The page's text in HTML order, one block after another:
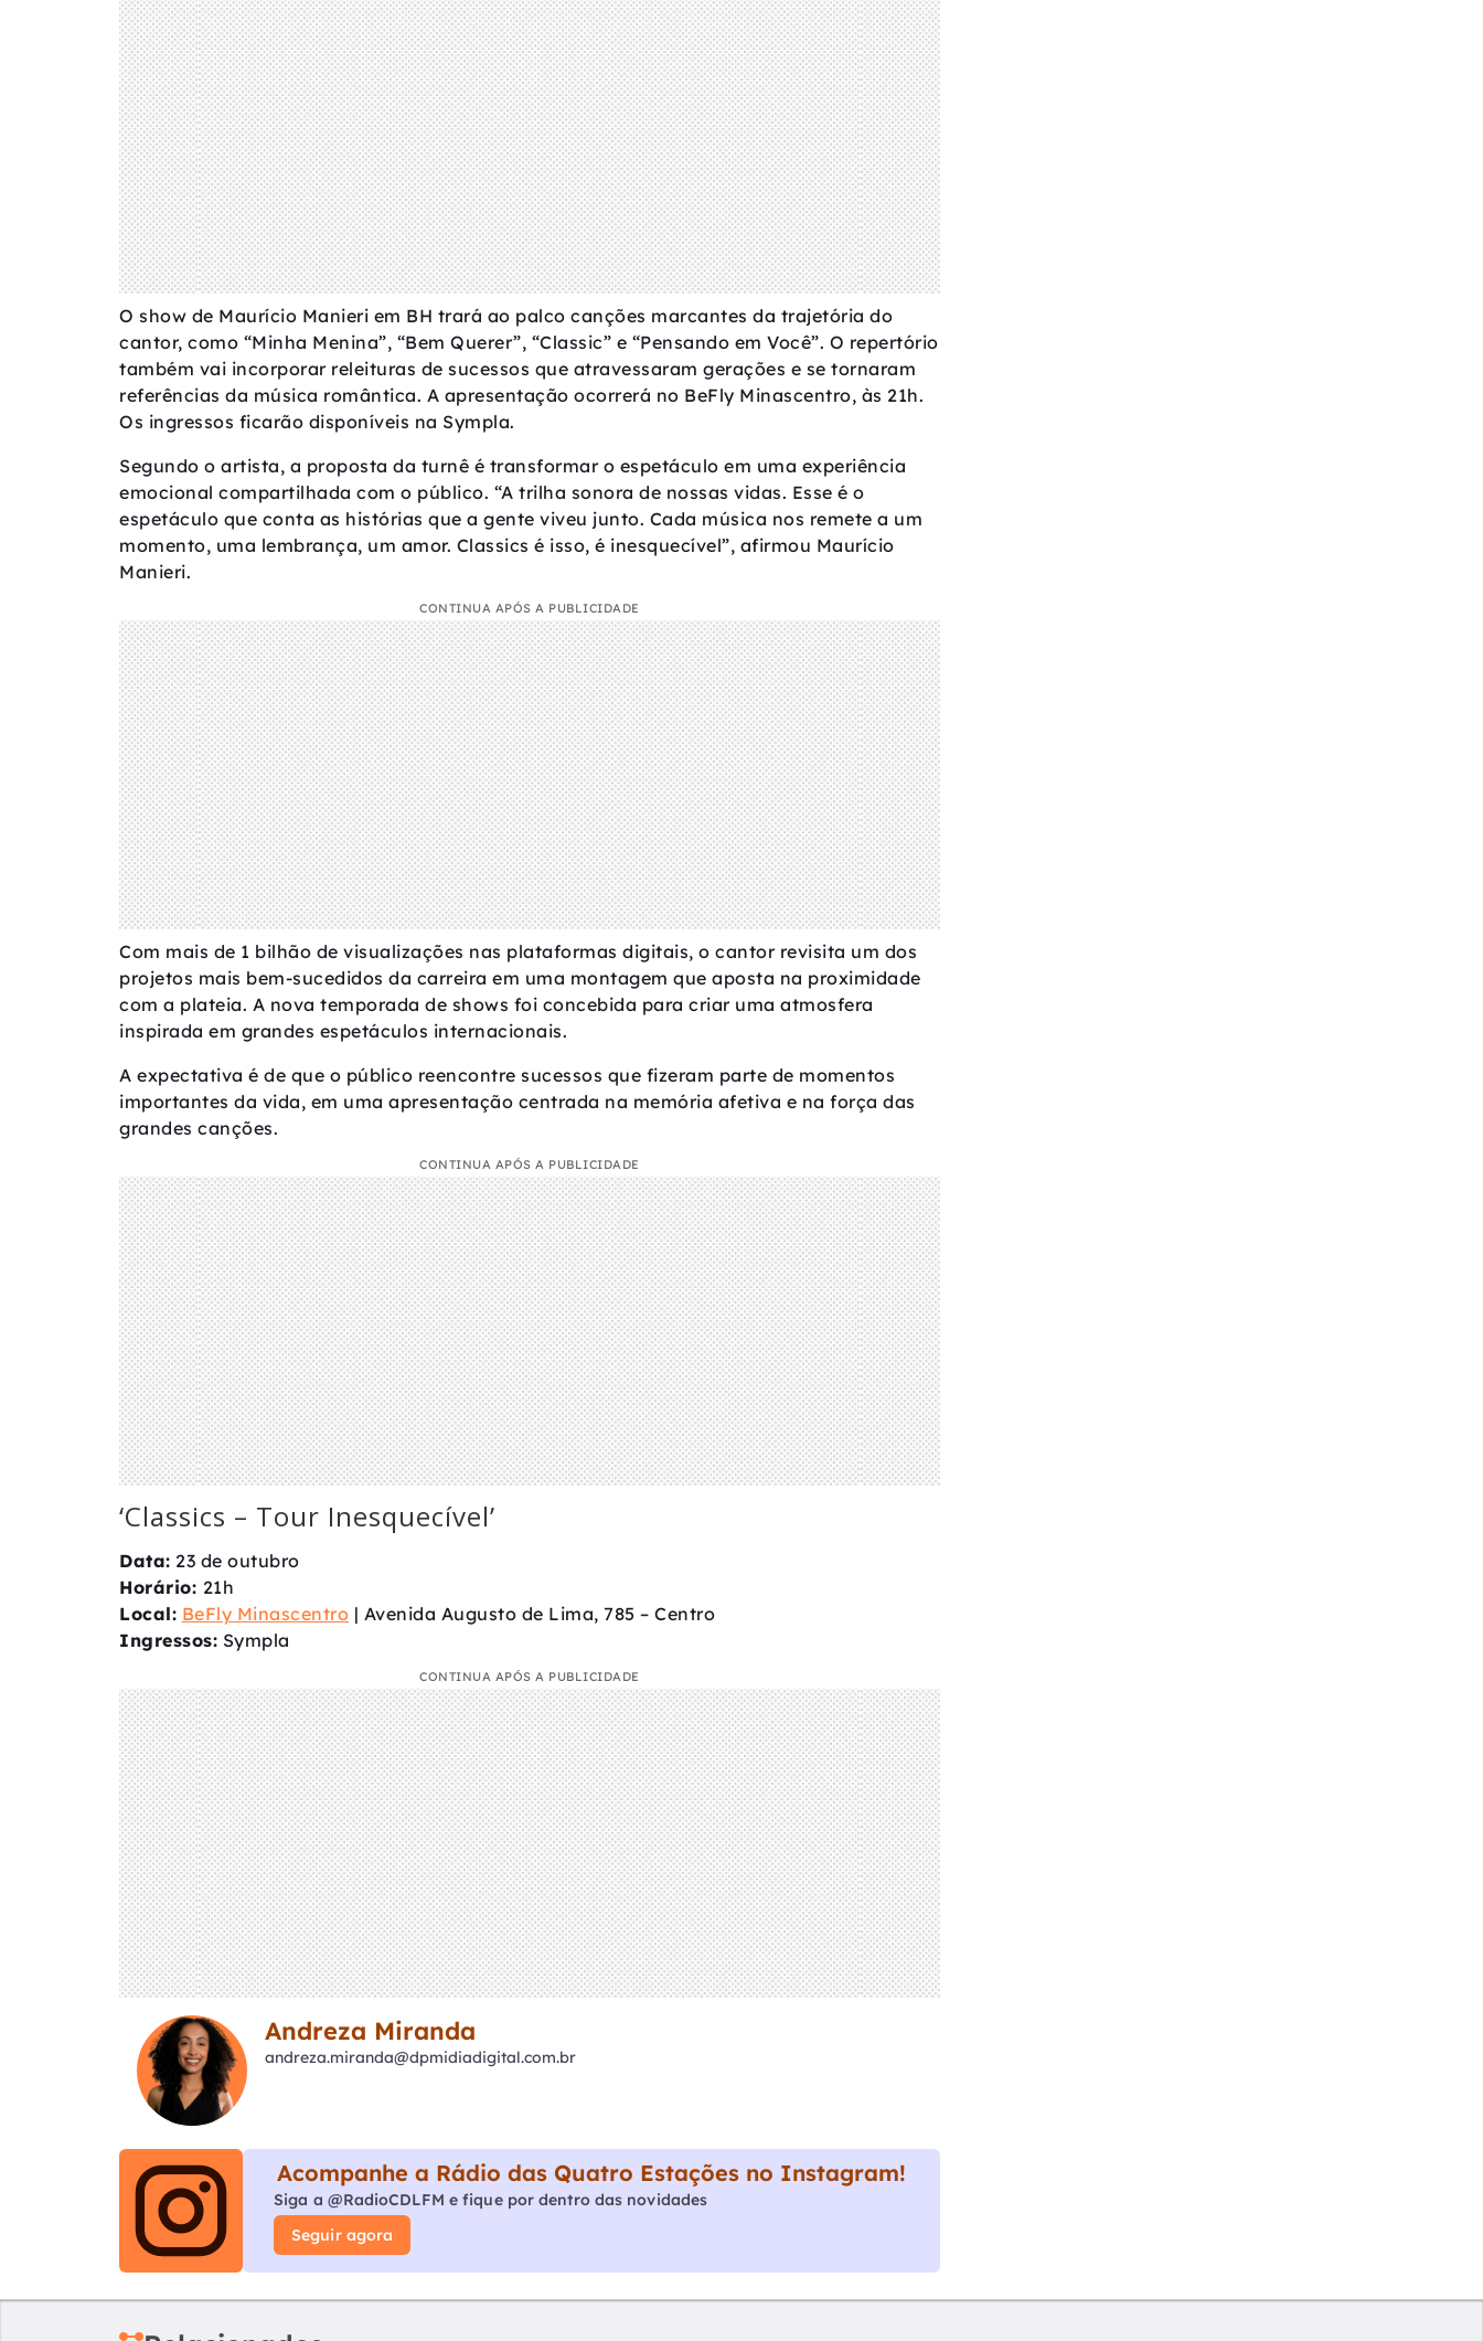
O show de Maurício Manieri em BH trará ao palco canções marcantes da trajetória do
cantor, como “Minha Menina”, “Bem Querer”, “Classic” e “Pensando em Você”. O repertório
também vai incorporar releituras de sucessos que atravessaram gerações e se tornaram
referências da música romântica. A apresentação ocorrerá no BeFly Minascentro, às 21h.
Os ingressos ficarão disponíveis na Sympla.
Segundo o artista, a proposta da turnê é transformar o espetáculo em uma experiência
emocional compartilhada com o público. “A trilha sonora de nossas vidas. Esse é o
espetáculo que conta as histórias que a gente viveu junto. Cada música nos remete a um
momento, uma lembrança, um amor. Classics é isso, é inesquecível”, afirmou Maurício
Manieri.
CONTINUA APÓS A PUBLICIDADE
Com mais de 1 bilhão de visualizações nas plataformas digitais, o cantor revisita um dos
projetos mais bem-sucedidos da carreira em uma montagem que aposta na proximidade
com a plateia. A nova temporada de shows foi concebida para criar uma atmosfera
inspirada em grandes espetáculos internacionais.
A expectativa é de que o público reencontre sucessos que fizeram parte de momentos
importantes da vida, em uma apresentação centrada na memória afetiva e na força das
grandes canções.
CONTINUA APÓS A PUBLICIDADE
‘Classics – Tour Inesquecível’
Data: 23 de outubro
Horário: 21h
Local: BeFly Minascentro | Avenida Augusto de Lima, 785 – Centro
Ingressos: Sympla
CONTINUA APÓS A PUBLICIDADE
Andreza Miranda
andreza.miranda@dpmidiadigital.com.br
Acompanhe a Rádio das Quatro Estações no Instagram!
Siga a @RadioCDLFM e fique por dentro das novidades
Seguir agora